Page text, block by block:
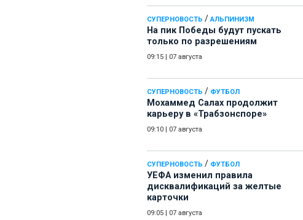
СУПЕРНОВОСТЬ / АЛЬПИНИЗМ
На пик Победы будут пускать
только по разрешениям
09:15 07 августа
СУПЕРНОВОСТЬ / ФУТБОЛ
Мохаммед Салах продолжит
карьеру в «Трабзонспоре»
09:10 07 августа
СУПЕРНОВОСТЬ / ФУТБОЛ
УЕФА изменил правила
дисквалификаций за желтые
карточки
09:05 07 августа